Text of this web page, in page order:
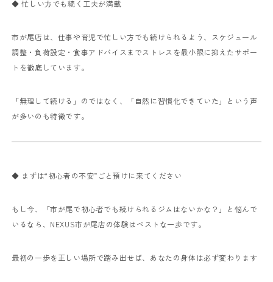
◆ 忙しい方でも続く工夫が満載
市が尾店は、仕事や育児で忙しい方でも続けられるよう、 スケジュール
調整・負荷設定・食事アドバイスまでストレスを最小限に抑えたサポー
トを徹底しています。
「無理して続ける」のではなく、
「自然に習慣化できていた」という声
が多いのも特徴です。
◆ まずは“初心者の不安”ごと預けに来てください
もし今、 「市が尾で初心者でも続けられるジムはないかな？」
と悩んで
いるなら、NEXUS市が尾店の体験はベストな一歩です。
最初の一歩を正しい場所で踏み出せば、 あなたの身体は必ず変わります